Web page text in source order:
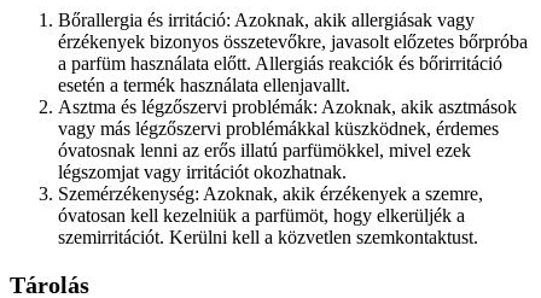
Bőrallergia és irritáció: Azoknak, akik allergiásak vagy
érzékenyek bizonyos összetevőkre, javasolt előzetes bőrpróba
a parfüm használata előtt. Allergiás reakciók és bőrirritáció
esetén a termék használata ellenjavallt.
Asztma és légzőszervi problémák: Azoknak, akik asztmások
vagy más légzőszervi problémákkal küszködnek, érdemes
óvatosnak lenni az erős illatú parfümökkel, mivel ezek
légszomjat vagy irritációt okozhatnak.
Szemérzékenység: Azoknak, akik érzékenyek a szemre,
óvatosan kell kezelniük a parfümöt, hogy elkerüljék a
szemirritációt. Kerülni kell a közvetlen szemkontaktust.
Tárolás